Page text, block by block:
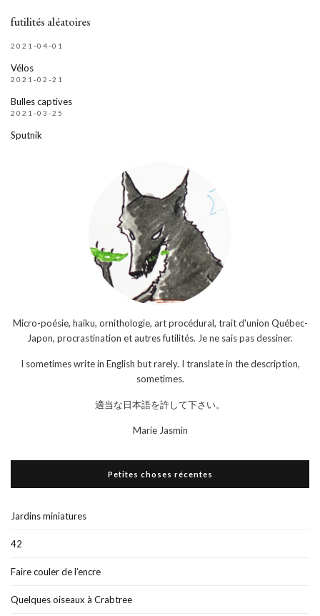
futilités aléatoires
2021-04-01
Vélos
2021-02-21
Bulles captives
2021-03-25
Sputnik
Micro-poésie, haiku, ornithologie, art procédural, trait d'union Québec-
Japon, procrastination et autres futilités. Je ne sais pas dessiner.
I sometimes write in English but rarely. I translate in the description,
sometimes.
適当な日本語を許して下さい。
Marie Jasmin
Petites choses récentes
Jardins miniatures
42
Faire couler de l’encre
Quelques oiseaux à Crabtree